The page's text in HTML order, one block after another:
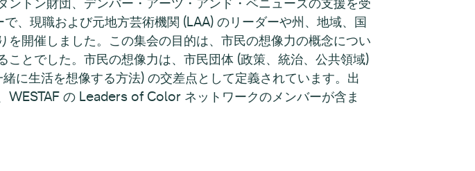
、現職および元地方芸術機関 (LAA) のリーダーや州、地域、国
開催しました。この集会の目的は、市民の想像力の概念につい
とでした。市民の想像力は、市民団体 (政策、統治、公共領域)
に生活を想像する方法) の交差点として定義されています。出
WESTAF の Leaders of Color ネットワークのメンバーが含ま